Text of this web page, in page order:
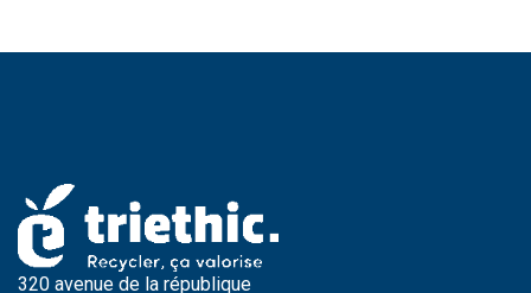
320 avenue de la république